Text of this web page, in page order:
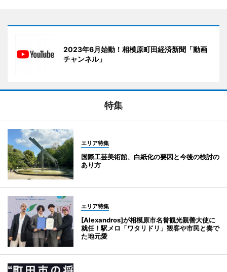
2023年6月始動！相模原町田経済新聞「動画
チャンネル」
特集
エリア特集
国際工芸美術館、白紙化の要因と今後の検討の
あり方
エリア特集
[Alexandros]が相模原市名誉観光親善大使に
就任！駅メロ「ワタリドリ」観客や市民と奏で
た地元愛